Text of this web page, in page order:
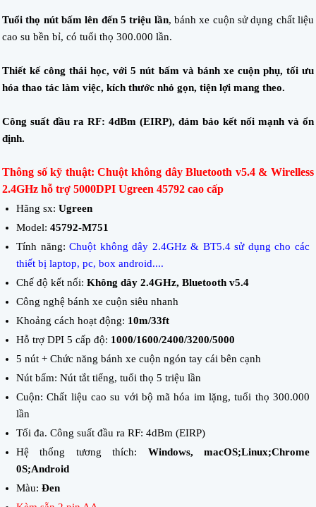
Tuổi thọ nút bấm lên đến 5 triệu lần, bánh xe cuộn sử dụng chất liệu
cao su bền bỉ, có tuổi thọ 300.000 lần.
Thiết kế công thái học, với 5 nút bấm và bánh xe cuộn phụ, tối ưu
hóa thao tác làm việc, kích thước nhỏ gọn, tiện lợi mang theo.
Công suất đầu ra RF: 4dBm (EIRP), đảm bảo kết nối mạnh và ổn
định.
Thông số kỹ thuật: Chuột không dây Bluetooth v5.4 & Wirelless
2.4GHz hỗ trợ 5000DPI Ugreen 45792 cao cấp
Hãng sx: Ugreen
Model: 45792-M751
Tính năng:Chuột không dây 2.4GHz & BT5.4 sử dụng cho các
thiết bị laptop, pc, box android....
Chế độ kết nối: Không dây 2.4GHz, Bluetooth v5.4
Công nghệ bánh xe cuộn siêu nhanh
Khoảng cách hoạt động: 10m/33ft
Hỗ trợ DPI 5 cấp độ: 1000/1600/2400/3200/5000
5 nút + Chức năng bánh xe cuộn ngón tay cái bên cạnh
Nút bấm: Nút tắt tiếng, tuổi thọ 5 triệu lần
Cuộn: Chất liệu cao su với bộ mã hóa im lặng, tuổi thọ 300.000
lần
Tối đa. Công suất đầu ra RF: 4dBm (EIRP)
Hệ thống tương thích: Windows, macOS;Linux;Chrome
0S;Android
Màu: Đen